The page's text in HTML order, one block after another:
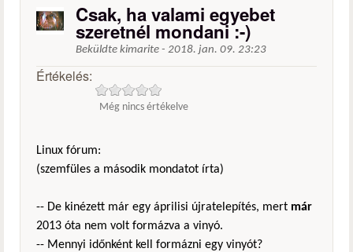
Csak, ha valami egyebet
szeretnél mondani :-)
Beküldte kimarite - 2018. jan. 09. 23:23
Értékelés:
Még nincs értékelve
Linux fórum:
(szemfüles a második mondatot írta)
-- De kinézett már egy áprilisi újratelepítés, mert már
2013 óta nem volt formázva a vinyó.
-- Mennyi időnként kell formázni egy vinyót?